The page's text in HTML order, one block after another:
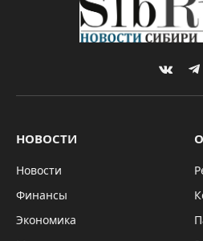
НОВОСТИ
Новости
Финансы
Экономика